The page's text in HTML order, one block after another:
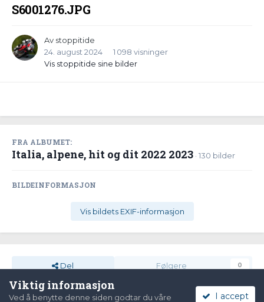
S6001276.JPG
Av stoppitide
24. august 2024
1 098 visninger
Vis stoppitide sine bilder
FRA ALBUMET:
Italia, alpene, hit og dit 2022 2023 · 130 bilder
BILDEINFORMASJON
Vis bildets EXIF-informasjon
Del Følgere 0
Viktig informasjon
Ved å benytte denne siden godtar du våre I accept